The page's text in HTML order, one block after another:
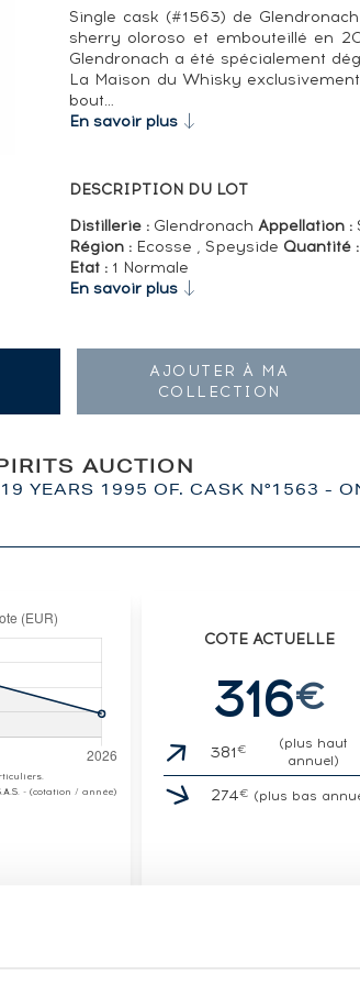
Single cask (#1563) de
sherry oloroso et embouteillé en
Glendronach a été spécialement
La Maison du Whisky
bout…
En savoir plus
DESCRIPTION DU LOT
Distillerie :Glendronach Appellation :
Région : Ecosse , Speyside Quantité :
Etat :1 Normale
En savoir plus
AUCTION
19 YEARS 1995 OF. CASK N°1563 -
- (cotation / année)
COTE ACTUELLE
316€
381€
(plus haut
annuel)
274€ (plus bas
AJOUTER À MA
COLLECTION